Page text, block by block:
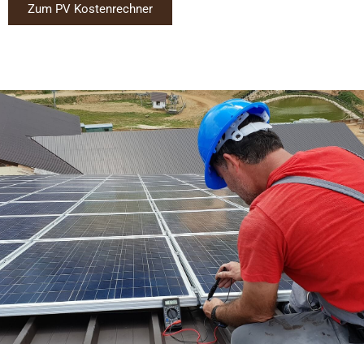
Zum PV Kostenrechner